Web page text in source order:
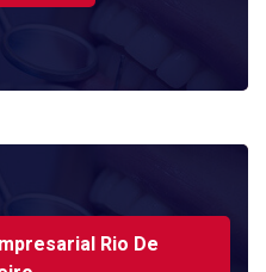
Rio De